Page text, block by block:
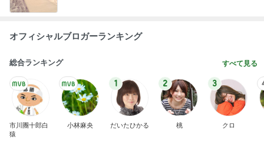
オフィシャルブロガーランキング
総合ランキング すべて見る
市川團十郎白
猿
小林麻央
1
だいたひかる
2
桃
3
クロ